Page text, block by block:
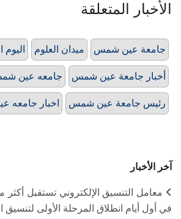
الأخبار المتعلقة
ميدان العلوم جامعة عين شمس
جامعه عين أخبار جامعة عين شمس
اخبار رئيس جامعة عين شمس
آخر الأخبار
في أول أيام انطلاق المرحلة الأولى لتنسيق